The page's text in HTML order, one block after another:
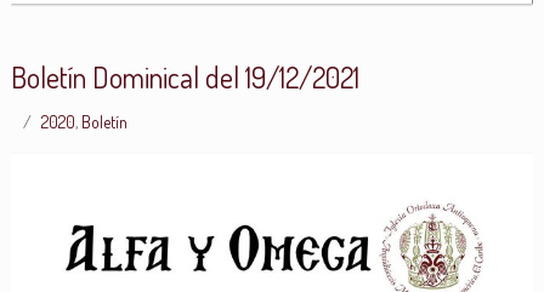
Boletín Dominical del 19/12/2021
2020, Boletín